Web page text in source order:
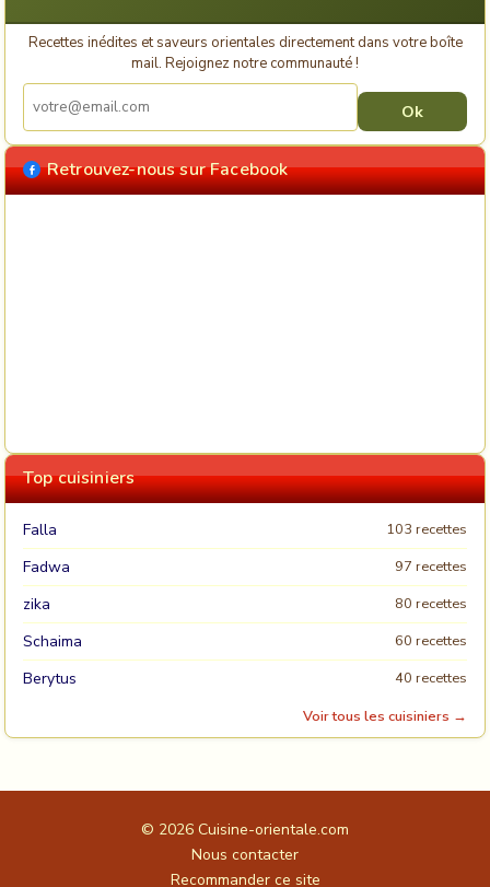
Recettes inédites et saveurs orientales directement dans votre boîte
mail. Rejoignez notre communauté !
Retrouvez-nous sur Facebook
Top cuisiniers
Falla 103 recettes
Fadwa 97 recettes
zika 80 recettes
Schaima 60 recettes
Berytus
40 recettes
Voir tous les cuisiniers →
© 2026 Cuisine-orientale.com
Nous contacter
Recommander ce site